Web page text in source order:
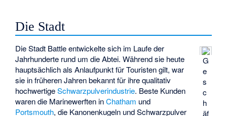
Die Stadt
G
e
s
c
h
äf
Die Stadt Battle entwickelte sich im Laufe der
Jahrhunderte rund um die Abtei. Während sie heute
hauptsächlich als Anlaufpunkt für Touristen gilt, war
sie in früheren Jahren bekannt für ihre qualitativ
hochwertigeSchwarzpulverindustrie. Beste Kunden
waren die Marinewerften inChatham und
Portsmouth, die Kanonenkugeln und Schwarzpulver